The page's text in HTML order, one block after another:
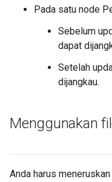
Pada satu node
Sebelum
dapat
Setelah
dijangkau.
Menggunakan
Anda harus